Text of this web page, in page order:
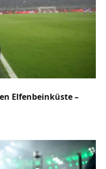
Elfenbeinküste –